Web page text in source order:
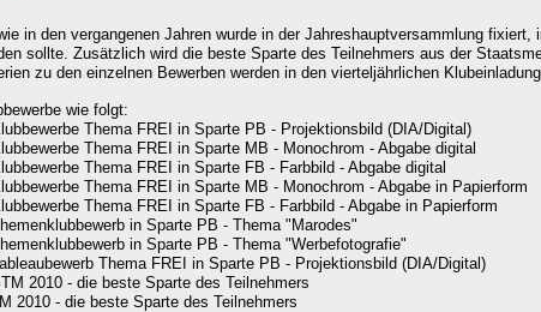
in den vergangenen Jahren wurde in der Jahreshauptversammlung
sollte. Zusätzlich wird die beste Sparte des Teilnehmers aus der
zu den einzelnen Bewerben werden in den vierteljährlichen
wie folgt:
Thema FREI in Sparte PB - Projektionsbild (DIA/Digital)
Thema FREI in Sparte MB - Monochrom - Abgabe digital
Thema FREI in Sparte FB - Farbbild - Abgabe digital
Thema FREI in Sparte MB - Monochrom - Abgabe in Papierform
Thema FREI in Sparte FB - Farbbild - Abgabe in Papierform
in Sparte PB - Thema "Marodes"
in Sparte PB - Thema "Werbefotografie"
Thema FREI in Sparte PB - Projektionsbild (DIA/Digital)
2010 - die beste Sparte des Teilnehmers
2010 - die beste Sparte des Teilnehmers